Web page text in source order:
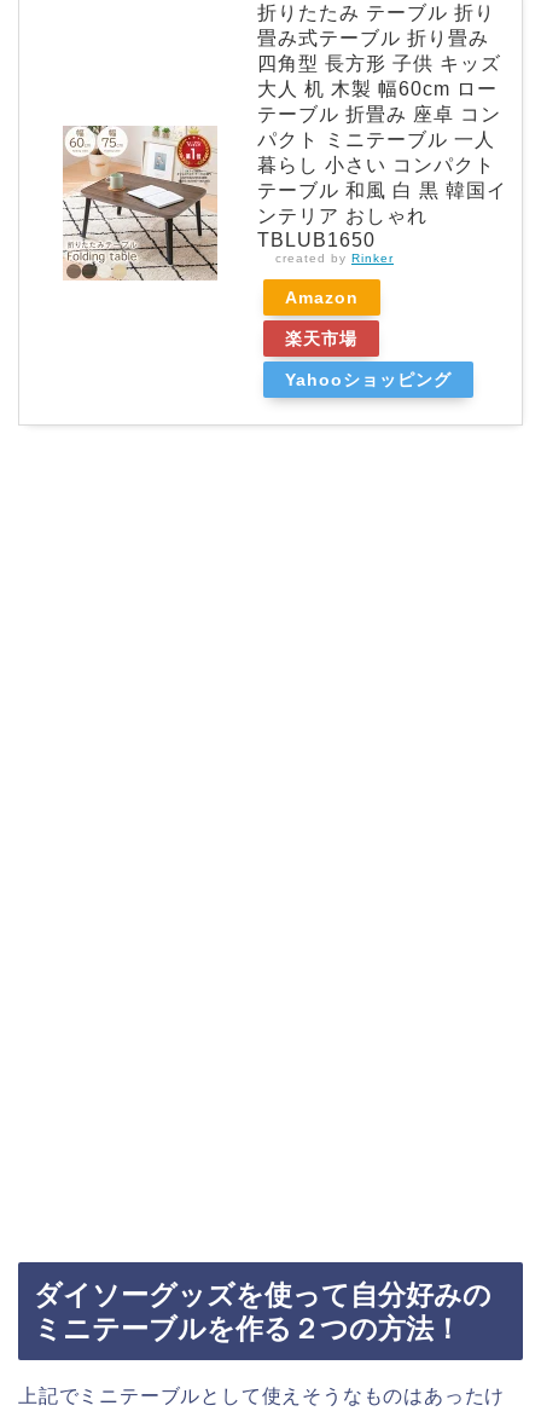
折りたたみ テーブル 折り
畳み式テーブル 折り畳み
四角型 長方形 子供 キッズ
大人 机 木製 幅60cm ロー
テーブル 折畳み 座卓 コン
パクト ミニテーブル 一人
暮らし 小さい コンパクト
テーブル 和風 白 黒 韓国イ
ンテリア おしゃれ
TBLUB1650
created by Rinker
Amazon
楽天市場
Yahooショッピング
ダイソーグッズを使って自分好みの
ミニテーブルを作る２つの方法！
上記でミニテーブルとして使えそうなものはあったけ